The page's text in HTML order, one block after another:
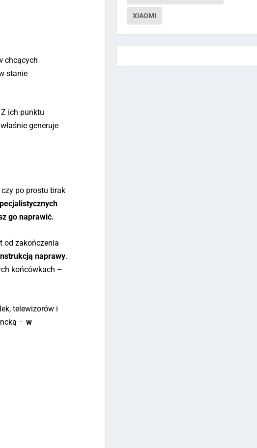
chcących
stanie
ich punktu
generuje
po prostu brak
go naprawić.
od zakończenia
naprawy.
końcówkach –
telewizorów i
–w
XIAOMI